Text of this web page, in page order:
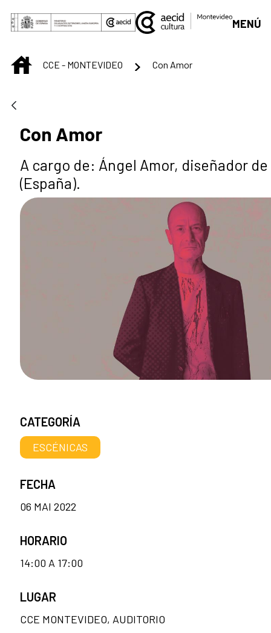
Saut au contenu principal
MENÚ
INICIOCCE - MONTEVIDEO Con Amor
Con Amor
A cargo de: Ángel Amor, diseñador
(España).
CATEGORÍA
ESCÉNICAS
FECHA
06 MAI 2022
HORARIO
14:00 A 17:00
LUGAR
CCE MONTEVIDEO, AUDITORIO